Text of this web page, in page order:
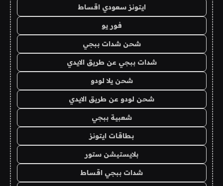
ايتونز سعودي اقساط
فور يو
شحن شدات ببجي
شدات ببجي عن طريق الايدي
شحن يلا لودو
شحن لودو عن طريق الايدي
شعبية ببجي
بطاقات ايتونز
بلايستيشن ستور
شدات ببجي اقساط